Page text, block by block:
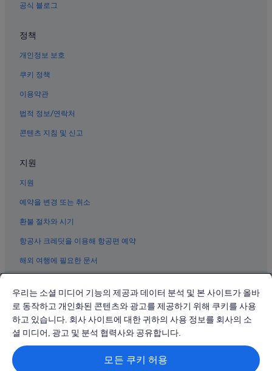
공식 블로그
정책
개인정보 보호
쿠키 정책
이용약관
법적 정보/연락처
콘텐츠 지침 및 신고
지원
지원
예약을 변경 또는 취소
환불 절차와 시기
항공사 크레딧을 이용해 항공편 예약
해외 여행에 필요한 문서
© 2026 Expedia, Inc., Expedia Group 계열사. All rights reserved.
Expedia 및 비행기 로고는 Expedia, Inc.의 상표 또는 등록 상표입니다.
분쟁 해결: 전화: 02-3480-0118, 이메일: travel@support.expedia.co.kr
트래블파트너익스체인지코리아 주식회사. 사업자등록번호: 821-88-01025
익스피디아트래블코리아 주식회사, 서울특별시 종로구 종로5길 7(청진동).
우리는 소셜 미디어 기능의 제공과 데이터 분석 및 본 사이트가 올바
로 동작하고 개인화된 콘텐츠와 광고를 제공하기 위해 쿠키를 사용
하고 있습니다. 회사 사이트에 대한 귀하의 사용 정보를 회사의 소
셜 미디어, 광고 및 분석 협력사와 공유합니다.
모든 쿠키 허용